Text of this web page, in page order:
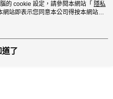
的 cookie 設定，請參閱本網站「 隱私
網站即表示您同意本公司得按本網站使
道了